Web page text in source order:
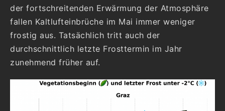
der fortschreitenden Erwärmung der Atmosphäre
fallen Kaltlufteinbrüche im Mai immer weniger
frostig aus. Tatsächlich tritt auch der
durchschnittlich letzte Frosttermin im Jahr
zunehmend früher auf.